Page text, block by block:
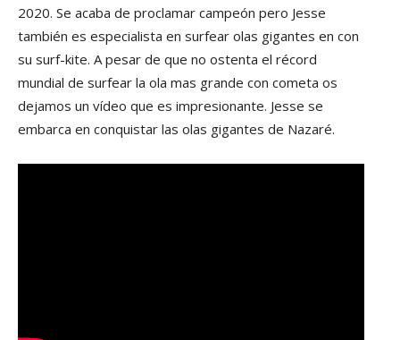
2020. Se acaba de proclamar campeón pero Jesse
también es especialista en surfear olas gigantes en con
su surf-kite. A pesar de que no ostenta el récord
mundial de surfear la ola mas grande con cometa os
dejamos un vídeo que es impresionante. Jesse se
embarca en conquistar las olas gigantes de Nazaré.